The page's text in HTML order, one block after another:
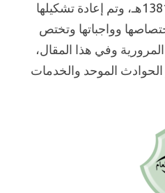
تأسست الإدارة في عام 1381هـ، وتم إعادة تشكيلها
اختصاصها وواجباتها وتختص
وفي هذا المقال،
الموحد والخدمات